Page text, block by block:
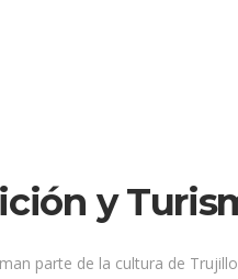
y
parte de la cultura de